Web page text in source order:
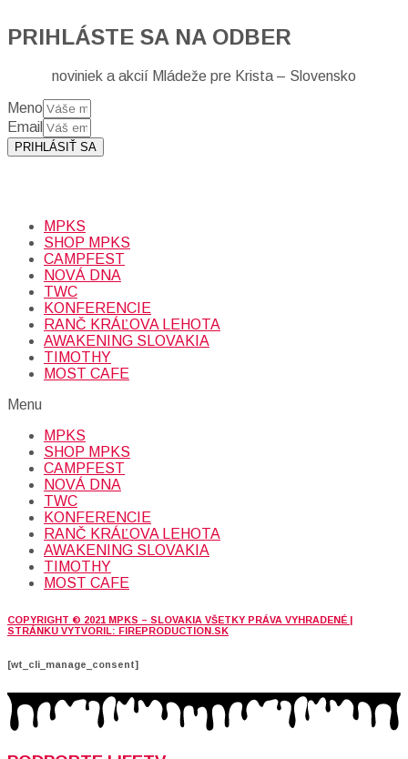
PRIHLÁSTE SA NA ODBER
noviniek a akcií Mládeže pre Krista – Slovensko
Meno
Email
PRIHLÁSIŤ SA
MPKS
SHOP MPKS
CAMPFEST
NOVÁ DNA
TWC
KONFERENCIE
RANČ KRÁĽOVA LEHOTA
AWAKENING SLOVAKIA
TIMOTHY
MOST CAFE
Menu
MPKS
SHOP MPKS
CAMPFEST
NOVÁ DNA
TWC
KONFERENCIE
RANČ KRÁĽOVA LEHOTA
AWAKENING SLOVAKIA
TIMOTHY
MOST CAFE
COPYRIGHT © 2021 MPKS – SLOVAKIA VŠETKY PRÁVA VYHRADENÉ |
STRÁNKU VYTVORIL: FIREPRODUCTION.SK
[wt_cli_manage_consent]